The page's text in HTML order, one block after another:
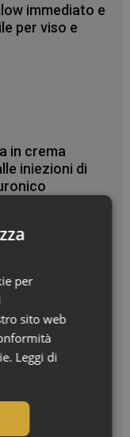
immediato e
per viso e
in crema
iniezioni di
anche d’estate
viso e corpo
per
sito web
Leggi di